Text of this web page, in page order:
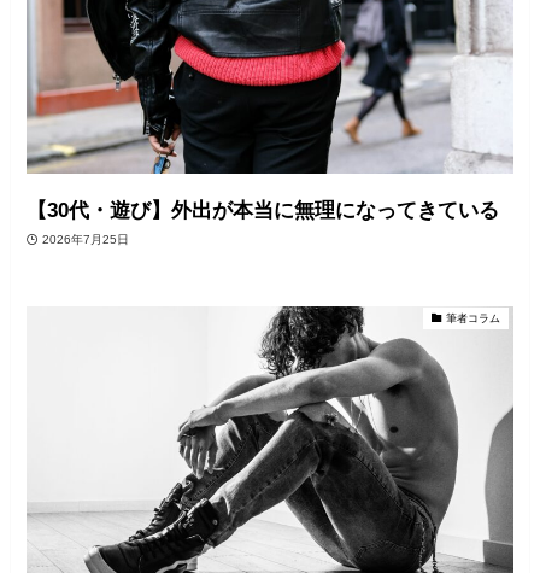
【30代・遊び】外出が本当に無理になってきている
2026年7月25日
筆者コラム